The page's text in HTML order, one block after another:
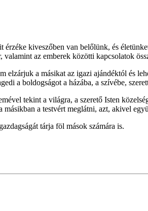
kiveszőben van belőlünk, és
az emberek közötti kapcsolatok
a másikat az igazi ajándéktól és
a boldogságot a házába, a szívébe,
tekint a világra, a szerető Isten
a testvért meglátni, azt, akivel
tárja föl mások számára is.